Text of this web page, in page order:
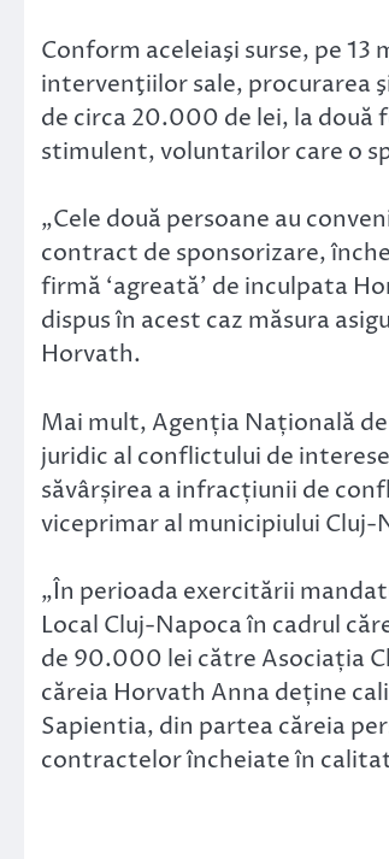
Conform aceleiaşi surse, pe
intervenţiilor sale, procurarea
de circa 20.000 de lei, la două
stimulent, voluntarilor care o
„Cele două persoane au
contract de sponsorizare,
firmă ‘agreată’ de inculpata
dispus în acest caz măsura
Horvath.
Mai mult, Agenția Națională
juridic al conflictului de
săvârșirea a infracțiunii de
viceprimar al municipiului Cluj-
„În perioada exercitării
Local Cluj-Napoca în cadrul
de 90.000 lei către Asociația
căreia Horvath Anna deține
Sapientia, din partea căreia
contractelor încheiate în